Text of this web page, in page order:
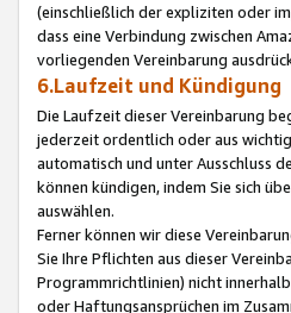
(einschließlich der expliziten oder
dass eine Verbindung zwischen
vorliegenden Vereinbarung
6.Laufzeit und Kündigung
Die Laufzeit dieser Vereinbarung
jederzeit ordentlich oder aus
automatisch und unter Ausschluss
können kündigen, indem Sie sich
auswählen.
Ferner können wir diese
Sie Ihre Pflichten aus dieser
Programmrichtlinien) nicht
oder Haftungsansprüchen im